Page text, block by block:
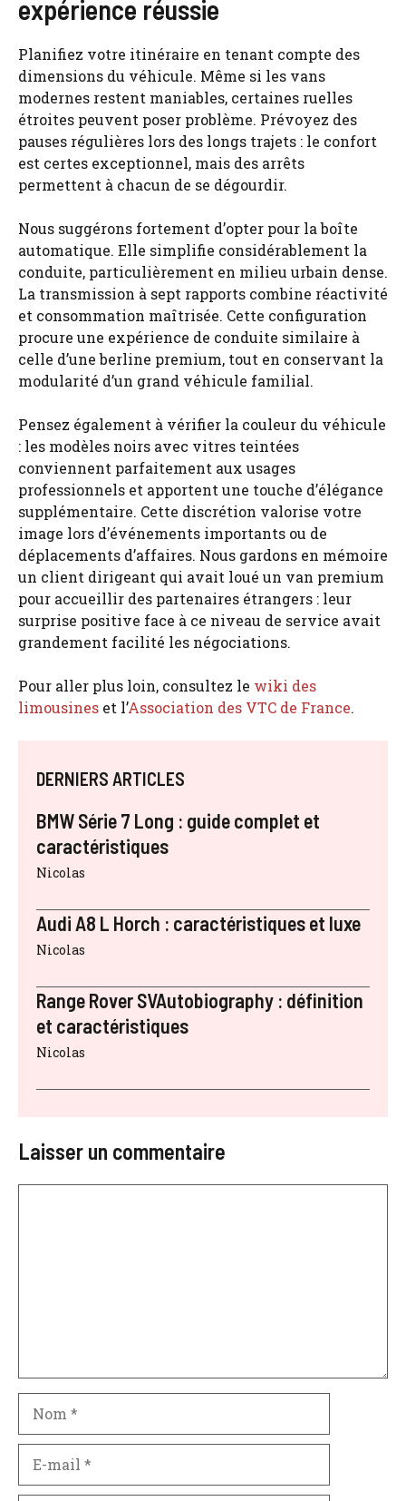
expérience réussie
Planifiez votre itinéraire en tenant compte des
dimensions du véhicule. Même si les vans
modernes restent maniables, certaines ruelles
étroites peuvent poser problème. Prévoyez des
pauses régulières lors des longs trajets : le confort
est certes exceptionnel, mais des arrêts
permettent à chacun de se dégourdir.
Nous suggérons fortement d’opter pour la boîte
automatique. Elle simplifie considérablement la
conduite, particulièrement en milieu urbain dense.
La transmission à sept rapports combine réactivité
et consommation maîtrisée. Cette configuration
procure une expérience de conduite similaire à
celle d’une berline premium, tout en conservant la
modularité d’un grand véhicule familial.
Pensez également à vérifier la couleur du véhicule
: les modèles noirs avec vitres teintées
conviennent parfaitement aux usages
professionnels et apportent une touche d’élégance
supplémentaire. Cette discrétion valorise votre
image lors d’événements importants ou de
déplacements d’affaires. Nous gardons en mémoire
un client dirigeant qui avait loué un van premium
pour accueillir des partenaires étrangers : leur
surprise positive face à ce niveau de service avait
grandement facilité les négociations.
Pour aller plus loin, consultez le wiki des
limousines et l’Association des VTC de France.
DERNIERS ARTICLES
BMW Série 7 Long : guide complet et
caractéristiques
Nicolas
Audi A8 L Horch : caractéristiques et luxe
Nicolas
Range Rover SVAutobiography : définition
et caractéristiques
Nicolas
Laisser un commentaire
mail